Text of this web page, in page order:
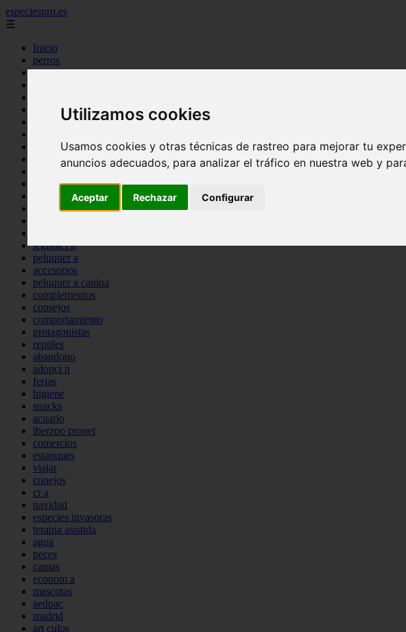
Utilizamos cookies
Usamos cookies y otras técnicas de rastreo para mejorar tu
anuncios adecuados, para analizar el tráfico en nuestra web y
Aceptar Rechazar Configurar
especiespro.es
☰
Inicio
perros
gatos
acuariofilia
acuarios
tenencia responsable
mantenimiento
marketing
bienestar
legislaci n
peluquer a
accesorios
peluquer a canina
complementos
consejos
comportamiento
protagonistas
reptiles
abandono
adopci n
ferias
higiene
snacks
acuario
iberzoo propet
comercios
estanques
viajar
conejos
cr a
navidad
especies invasoras
terapia asistida
agua
peces
camas
econom a
mascotas
aedpac
madrid
art culos